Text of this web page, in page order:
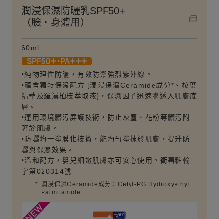
潤浸保濕防曬乳SPF50+
（臉・身體用）
60ml
•純物理性防曬，有效防禦強烈紫外線。
•蘊含獨特保濕配方 [潤浸保濕Ceramide成分*、桉葉
精華及羅漢柏枝萃取液]，保濕因子迅速滲透入肌膚底
層。
•運用環境髒污屏護技術，防止灰塵、花粉等髒污附
著於肌膚。
•防曬均一塗膜化技術，能均勻塗抹於肌膚，提升防
曬與保濕效果。
•溫和配方，嬰兒細嫩肌膚亦可安心使用。衛署粧輸
字第020314號
* 潤浸保濕Ceramide成分：Cetyl-PG Hydroxyethyl
Palmitamide